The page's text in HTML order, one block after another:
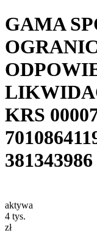
GAMA
KRS
381343986
aktywa
4 tys.
zł